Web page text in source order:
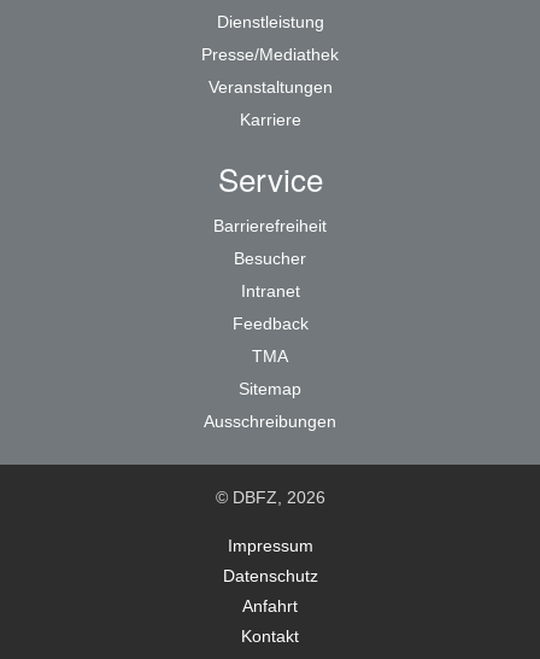
Dienstleistung
Presse/Mediathek
Veranstaltungen
Karriere
Service
Barrierefreiheit
Besucher
Intranet
Feedback
TMA
Sitemap
Ausschreibungen
© DBFZ, 2026
Impressum
Datenschutz
Anfahrt
Kontakt